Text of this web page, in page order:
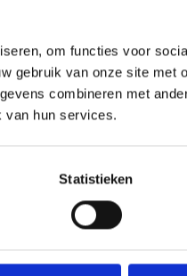
om functies voor
gebruik van onze site met
combineren met
van hun services.
Statistieken
bij te dragen aan een